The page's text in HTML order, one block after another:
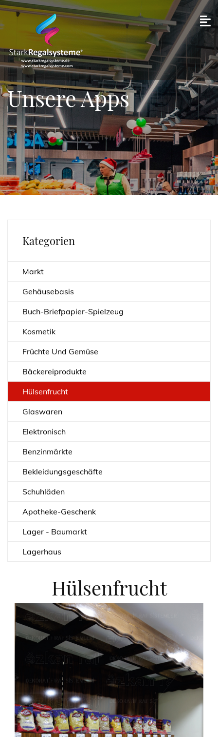
Unsere Apps
Kategorien
Markt
Gehäusebasis
Buch-Briefpapier-Spielzeug
Kosmetik
Früchte Und Gemüse
Bäckereiprodukte
Hülsenfrucht
Glaswaren
Elektronisch
Benzinmärkte
Bekleidungsgeschäfte
Schuhläden
Apotheke-Geschenk
Lager - Baumarkt
Lagerhaus
Hülsenfrucht